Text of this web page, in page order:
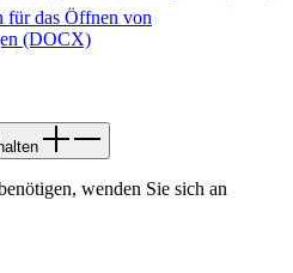
für das Öffnen von
(DOCX)
wenden Sie sich an